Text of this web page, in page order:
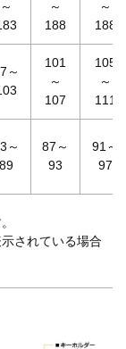
～
～
188
～
188
～
101
～
107
105
～
111
～
89
87～
93
91～
97
されている場合